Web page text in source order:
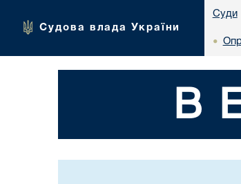
Судова влада України
Суди
•